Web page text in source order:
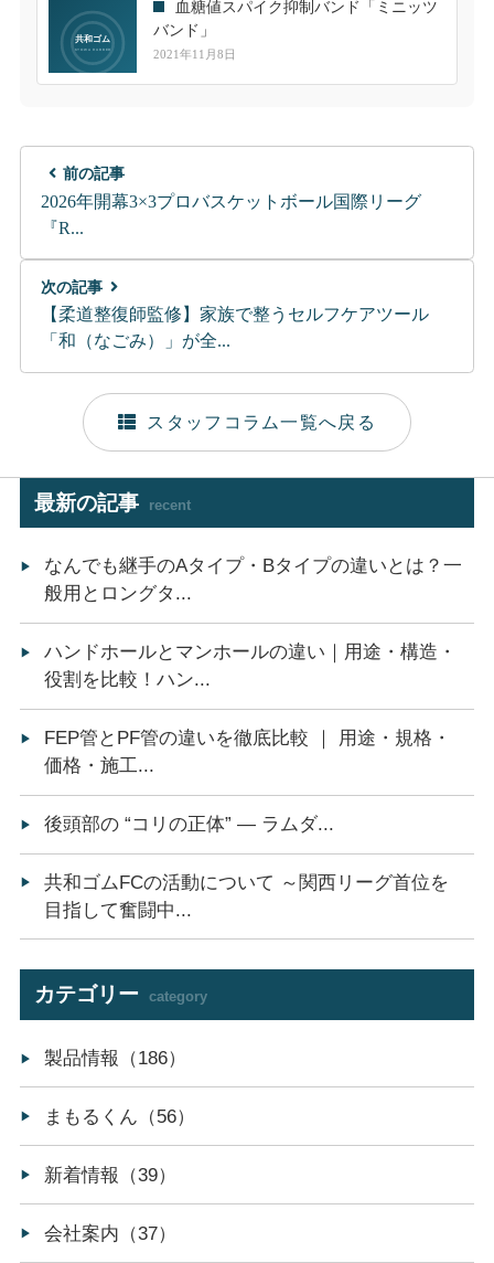
血糖値スパイク抑制バンド「ミニッツ
バンド」
2021年11月8日
前の記事
2026年開幕3×3プロバスケットボール国際リーグ
『R...
次の記事
【柔道整復師監修】家族で整うセルフケアツール
「和（なごみ）」が全...
スタッフコラム一覧へ戻る
最新の記事 recent
なんでも継手のAタイプ・Bタイプの違いとは？一
般用とロングタ...
ハンドホールとマンホールの違い｜用途・構造・
役割を比較！ハン...
FEP管とPF管の違いを徹底比較 ｜ 用途・規格・
価格・施工...
後頭部の “コリの正体” ― ラムダ...
共和ゴムFCの活動について ～関西リーグ首位を
目指して奮闘中...
カテゴリー category
製品情報（186）
まもるくん（56）
新着情報（39）
会社案内（37）